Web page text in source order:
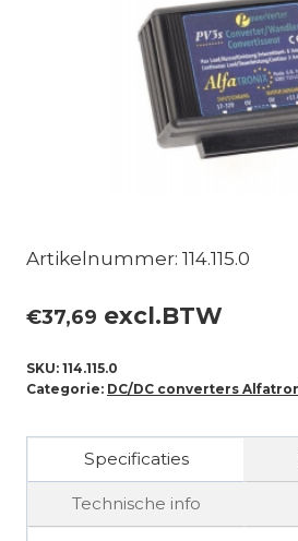
Artikelnummer: 114.115.0
€37,69 excl.BTW
SKU: 114.115.0
Categorie: DC/DC converters
Specificaties
Technische info